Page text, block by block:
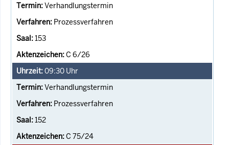
Verhandlungstermin
Prozessverfahren
153
C 6/26
09:30 Uhr
Verhandlungstermin
Prozessverfahren
152
C 75/24